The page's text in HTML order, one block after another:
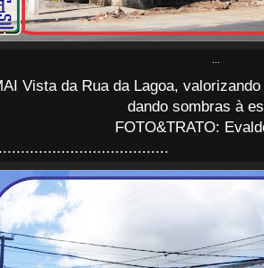
Vista da Rua da Lagoa,
dando sombras à
FOTO&TRATO: